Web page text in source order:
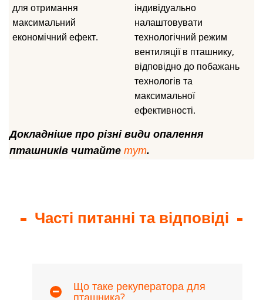
для отримання
максимальний
економічний ефект.
індивідуально
налаштовувати
технологічний режим
вентиляції в пташнику,
відповідно до побажань
технологів та
максимальної
ефективності.
Докладніше про різні види опалення
пташників читайте тут.
Часті питанні та відповіді
Що таке рекуператора для
пташника?